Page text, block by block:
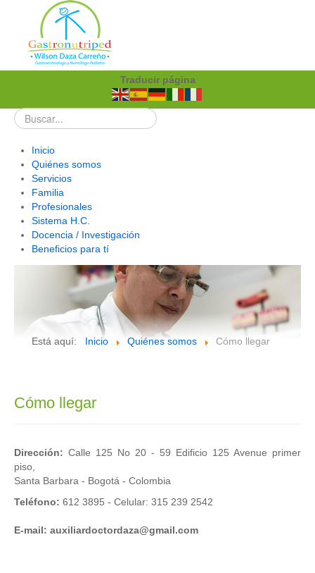
Traducir página
Inicio
Quiénes somos
Servicios
Familia
Profesionales
Sistema H.C.
Docencia / Investigación
Beneficios para tí
Está aquí: Inicio Quiénes somos Cómo llegar
Cómo llegar
Dirección: Calle 125 No 20 - 59 Edificio 125 Avenue primer
piso,
Santa Barbara - Bogotá - Colombia
Teléfono: 612 3895 - Celular: 315 239 2542
E-mail: auxiliardoctordaza@gmail.com